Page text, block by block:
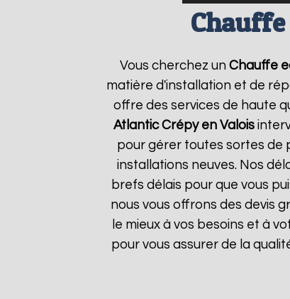
Vous cherchez un Chauffe
matière d'installation et de
offre des services de haute
Atlantic Crépy en Valois
pour gérer toutes sortes de
installations neuves. Nos
brefs délais pour que vous
nous vous offrons des devis
le mieux à vos besoins et à
pour vous assurer de la